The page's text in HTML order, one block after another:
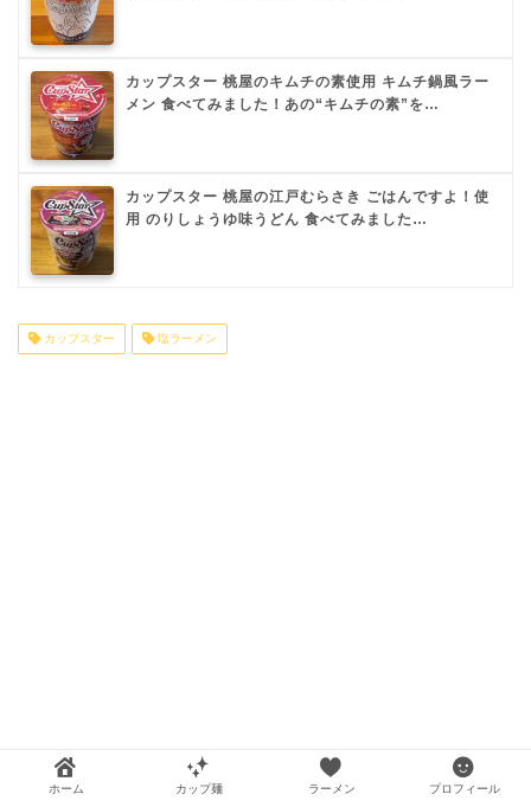
カップスター 桃屋のキムチの素使用 キムチ鍋風ラー
メン 食べてみました！あの“キムチの素”を…
カップスター 桃屋の江戸むらさき ごはんですよ！使
用 のりしょうゆ味うどん 食べてみました…
カップスター 塩ラーメン
ホーム カップ麺 ラーメン プロフィール